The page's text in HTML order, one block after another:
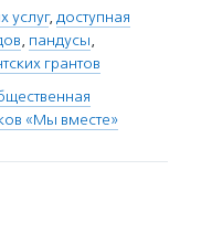
услуг, доступная
, пандусы,
грантов
«Мы вместе»